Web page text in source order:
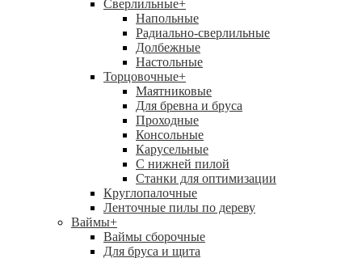
Сверлильные+
Напольные
Радиально-сверлильные
Долбежные
Настольные
Торцовочные+
Маятниковые
Для бревна и бруса
Проходные
Консольные
Карусельные
С нижней пилой
Станки для оптимизации
Круглопалочные
Ленточные пилы по дереву
Ваймы+
Ваймы сборочные
Для бруса и щита